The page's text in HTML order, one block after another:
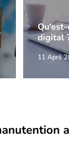
digital
11 April